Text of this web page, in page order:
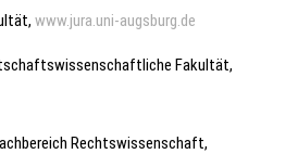
www.jura.uni-augsburg.de
Fakultät,
Rechtswissenschaft,